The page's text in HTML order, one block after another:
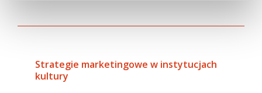
Strategie marketingowe w instytucjach
kultury